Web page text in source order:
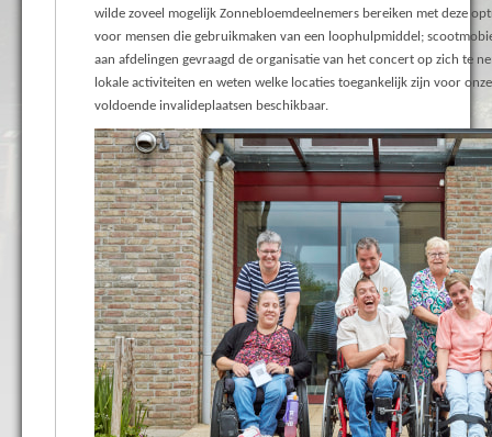
wilde zoveel mogelijk Zonnebloemdeelnemers bereiken met deze
voor mensen die gebruikmaken van een loophulpmiddel;
aan afdelingen gevraagd de organisatie van het concert op zich te
lokale activiteiten en weten welke locaties toegankelijk zijn voor
voldoende invalideplaatsen beschikbaar.